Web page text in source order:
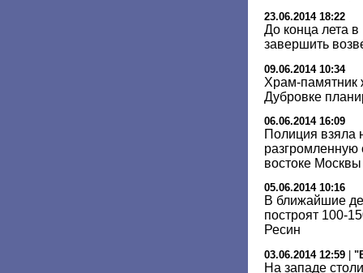
23.06.2014 18:22
До конца лета
завершить
09.06.2014 10:34
Храм-памятник
Дубровке
06.06.2014 16:09
Полиция взяла
разгромленную
востоке Москвы
05.06.2014 10:16
В ближайшие
построят 100-
Ресин
03.06.2014 12:59 |
На западе